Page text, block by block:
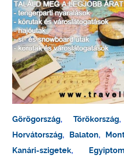
Görögország,Törökország
Horvátország, Balaton,
Kanári-szigetek, Egyiptom